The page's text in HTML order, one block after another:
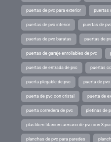
puertas de pvc para exterior puertas
puertas de pvc interior puertas de
puertas de pvc baratas puertas de
puertas de garaje enrollables de pvc
puertas de entrada de pvc puertas
puerta plegable de pvc puerta de pvc
puerta de pvc con cristal puerta de
puerta corredera de pvc pletinas de
plastiken titanium armario de pvc con 3
planchas de pvc para paredes